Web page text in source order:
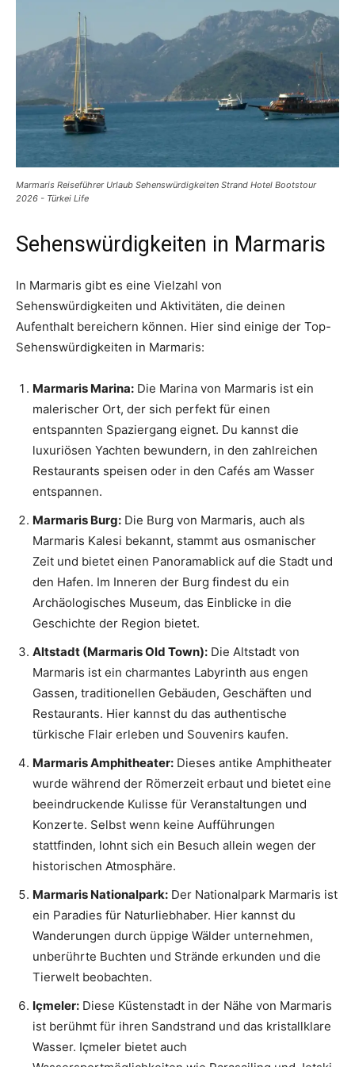
Marmaris Reiseführer Urlaub Sehenswürdigkeiten Strand Hotel Bootstour
2026 - Türkei Life
Sehenswürdigkeiten in Marmaris
In Marmaris gibt es eine Vielzahl von
Sehenswürdigkeiten und Aktivitäten, die deinen
Aufenthalt bereichern können. Hier sind einige der Top-
Sehenswürdigkeiten in Marmaris:
Marmaris Marina: Die Marina von Marmaris ist ein
malerischer Ort, der sich perfekt für einen
entspannten Spaziergang eignet. Du kannst die
luxuriösen Yachten bewundern, in den zahlreichen
Restaurants speisen oder in den Cafés am Wasser
entspannen.
Marmaris Burg: Die Burg von Marmaris, auch als
Marmaris Kalesi bekannt, stammt aus osmanischer
Zeit und bietet einen Panoramablick auf die Stadt und
den Hafen. Im Inneren der Burg findest du ein
Archäologisches Museum, das Einblicke in die
Geschichte der Region bietet.
Altstadt (Marmaris Old Town): Die Altstadt von
Marmaris ist ein charmantes Labyrinth aus engen
Gassen, traditionellen Gebäuden, Geschäften und
Restaurants. Hier kannst du das authentische
türkische Flair erleben und Souvenirs kaufen.
Marmaris Amphitheater: Dieses antike Amphitheater
wurde während der Römerzeit erbaut und bietet eine
beeindruckende Kulisse für Veranstaltungen und
Konzerte. Selbst wenn keine Aufführungen
stattfinden, lohnt sich ein Besuch allein wegen der
historischen Atmosphäre.
Marmaris Nationalpark: Der Nationalpark Marmaris ist
ein Paradies für Naturliebhaber. Hier kannst du
Wanderungen durch üppige Wälder unternehmen,
unberührte Buchten und Strände erkunden und die
Tierwelt beobachten.
Içmeler: Diese Küstenstadt in der Nähe von Marmaris
ist berühmt für ihren Sandstrand und das kristallklare
Wasser. Içmeler bietet auch